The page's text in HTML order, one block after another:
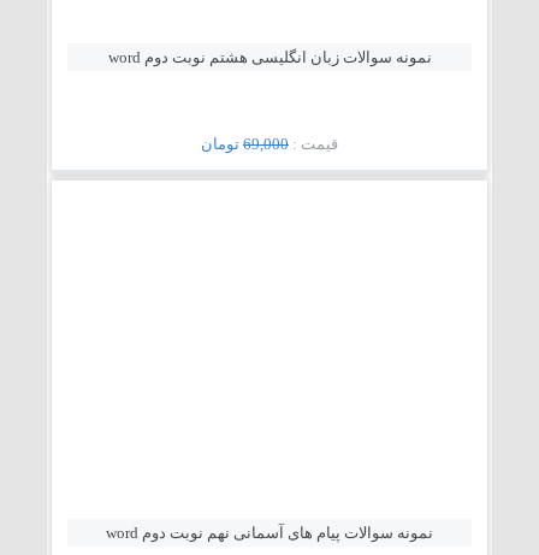
نمونه سوالات زبان انگلیسی هشتم نوبت دوم word
قيمت : 69,000تومان
نمونه سوالات پیام های آسمانی نهم نوبت دوم word